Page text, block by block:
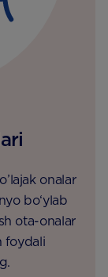
onalar
bo‘ylab
ota-onalar
foydali